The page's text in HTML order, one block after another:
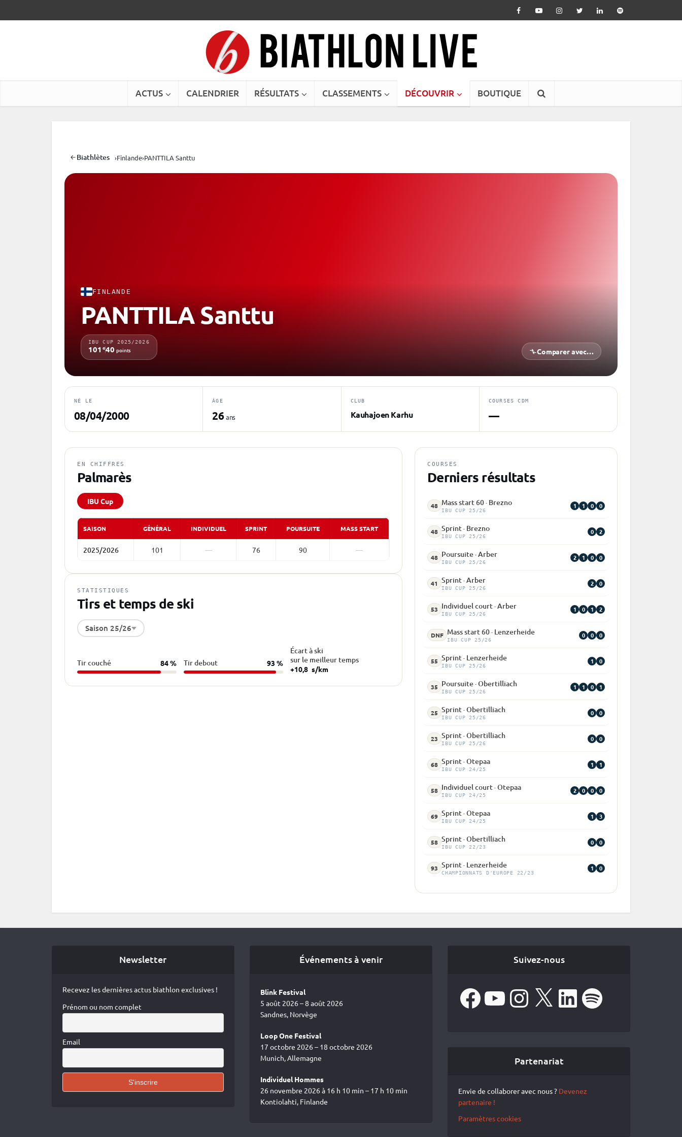
ACTUS CALENDRIER RÉSULTATS CLASSEMENTS DÉCOUVRIR BOUTIQUE
Biathlètes ›Finlande›PANTTILA Santtu
FINLANDE
PANTTILA Santtu
IBU CUP 2025/2026
101 e40 points Comparer avec…
NÉ LE
08/04/2000
ÂGE
26 ans
CLUB
Kauhajoen Karhu
COURSES CDM
—
EN CHIFFRES
Palmarès
IBU Cup
SAISON GÉNÉRAL INDIVIDUEL SPRINT POURSUITE MASS START
2025/2026 101 — 76 90 —
STATISTIQUES
Tirs et temps de ski
Saison 25/26
Tir couché 84 % Tir debout 93 %
Écart à ski
sur le meilleur temps
+10,8 s/km
COURSES
Derniers résultats
48 Mass start 60 · Brezno
IBU CUP 25/26
1 1 0 0
48 Sprint · Brezno
IBU CUP 25/26
0 2
48 Poursuite · Arber
IBU CUP 25/26
2 1 0 0
41 Sprint · Arber
IBU CUP 25/26
2 0
53 Individuel court · Arber
IBU CUP 25/26
1 0 1 2
DNF Mass start 60 · Lenzerheide
IBU CUP 25/26
0 0 0
55 Sprint · Lenzerheide
IBU CUP 25/26
1 0
35 Poursuite · Obertilliach
IBU CUP 25/26
1 1 0 1
25 Sprint · Obertilliach
IBU CUP 25/26
0 0
23 Sprint · Obertilliach
IBU CUP 25/26
0 0
68 Sprint · Otepaa
IBU CUP 24/25
1 1
58 Individuel court · Otepaa
IBU CUP 24/25
2 0 0 0
69 Sprint · Otepaa
IBU CUP 24/25
1 3
58 Sprint · Obertilliach
IBU CUP 22/23
0 0
93 Sprint · Lenzerheide
CHAMPIONNATS D'EUROPE 22/23
1 0
Newsletter
Recevez les dernières actus biathlon exclusives !
Prénom ou nom complet
Email
Événements à venir
Blink Festival
5 août 2026 – 8 août 2026
Sandnes, Norvège
Loop One Festival
17 octobre 2026 – 18 octobre 2026
Munich, Allemagne
Individuel Hommes
26 novembre 2026 à 16 h 10 min – 17 h 10 min
Kontiolahti, Finlande
Suivez-nous
FacebookYouTube Instagram
X LinkedIn Spotify
Partenariat
Envie de collaborer avec nous ? Devenez
partenaire !
Paramètres cookies